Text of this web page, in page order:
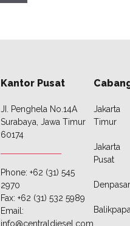
Kantor Pusat
JI. Penghela No.14A
Surabaya, Jawa Timur
60174
Phone: +62 (31) 545
2970
Fax: +62 (31) 532 5989
Email:
info@centraldiesel.com
Jakarta
Timur
Jakarta
Pusat
Denpasar